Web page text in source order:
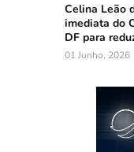
Celina Leão
imediata do
DF para
01 Junho, 2026